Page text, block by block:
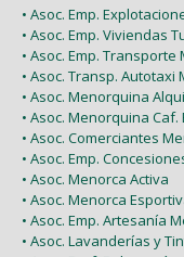
• Asoc. Emp.
• Asoc. Emp. Viviendas
• Asoc. Emp. Transporte
• Asoc. Transp. Autotaxi
• Asoc. Menorquina
• Asoc. Menorquina Caf.
• Asoc. Comerciantes
• Asoc. Emp.
• Asoc. Menorca Activa
• Asoc. Menorca
• Asoc. Emp. Artesanía
• Asoc. Lavanderías y